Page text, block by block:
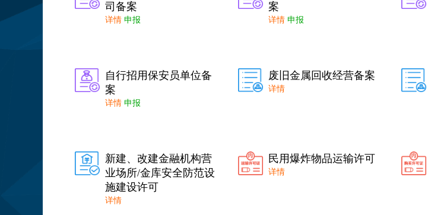
司备案
详情 申报
案
详情 申报
自行招用保安员单位备
案
详情 申报
废旧金属回收经营备案
详情
新建、改建金融机构营
业场所/金库安全防范设
施建设许可
详情
民用爆炸物品运输许可
详情